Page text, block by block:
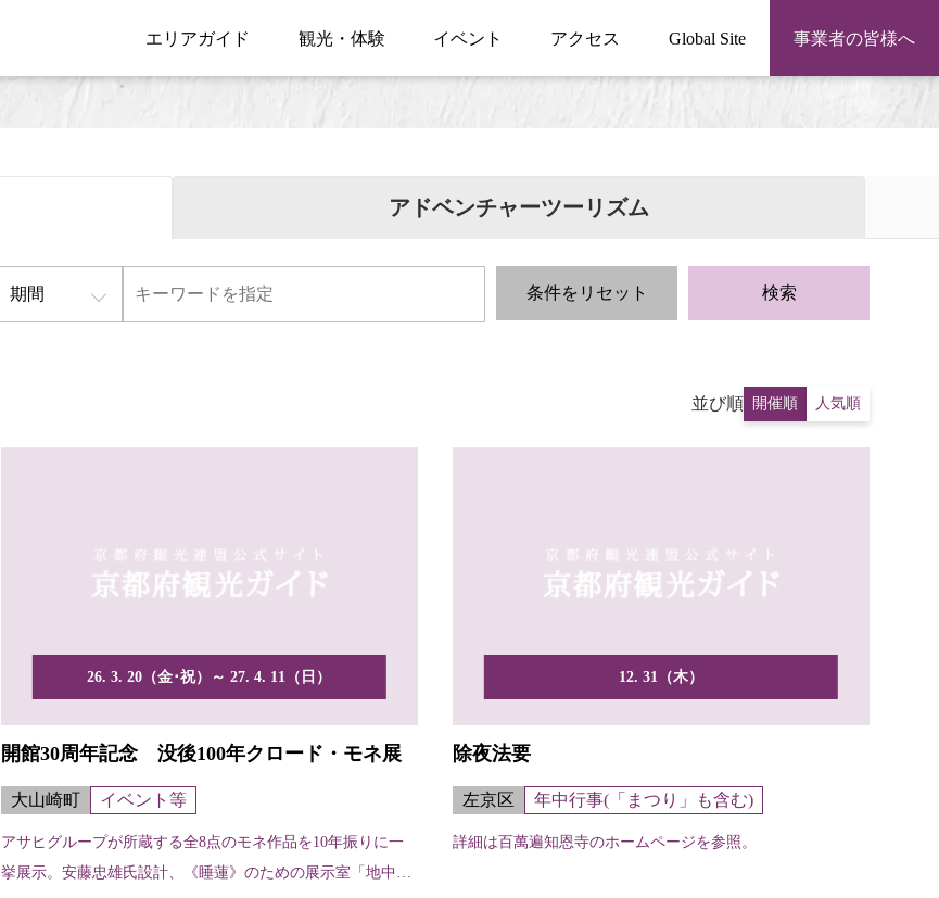
エリアガイド 観光・体験 イベント アクセス Global Site 事業者の皆様へ
アドベンチャーツーリズム
期間 条件をリセット 検索
並び順 開催順 人気順
26. 3. 20（金･祝）～ 27. 4. 11（日）
開館30周年記念 没後100年クロード・モネ展
大山崎町 イベント等
アサヒグループが所蔵する全8点のモネ作品を10年振りに一
挙展示。安藤忠雄氏設計、《睡蓮》のための展示室「地中の
12. 31（木）
除夜法要
左京区 年中行事(「まつり」も含む)
詳細は百萬遍知恩寺のホームページを参照。